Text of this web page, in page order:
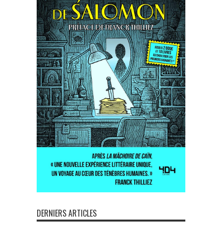
DERNIERS ARTICLES